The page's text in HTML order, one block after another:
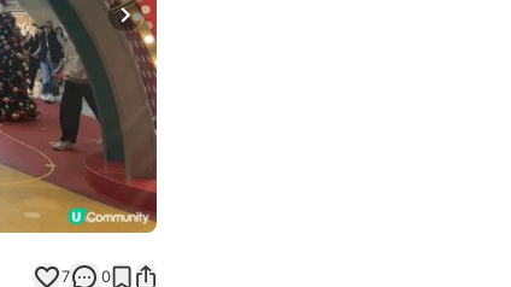
Next slide
7 0